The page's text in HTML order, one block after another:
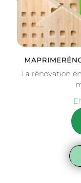
La rénovation